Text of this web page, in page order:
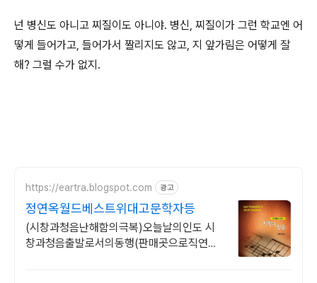
넌 병신도 아니고 찌질이도 아니야. 병신, 찌질이가 그런 학교엔 어
떻게 들어가고, 들어가서 짤리지도 않고, 지 앞가림은 어떻게 잘
해? 그럴 수가 없지.
https://eartra.blogspot.com 광고
정연옥월드베스트위대고문학자등
(시창과청음난해함의극복)오늘날의인도 시
창과청음출발로서의동행(판매곳으로직연